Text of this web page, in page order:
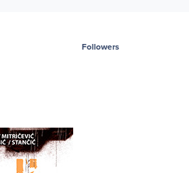
Followers